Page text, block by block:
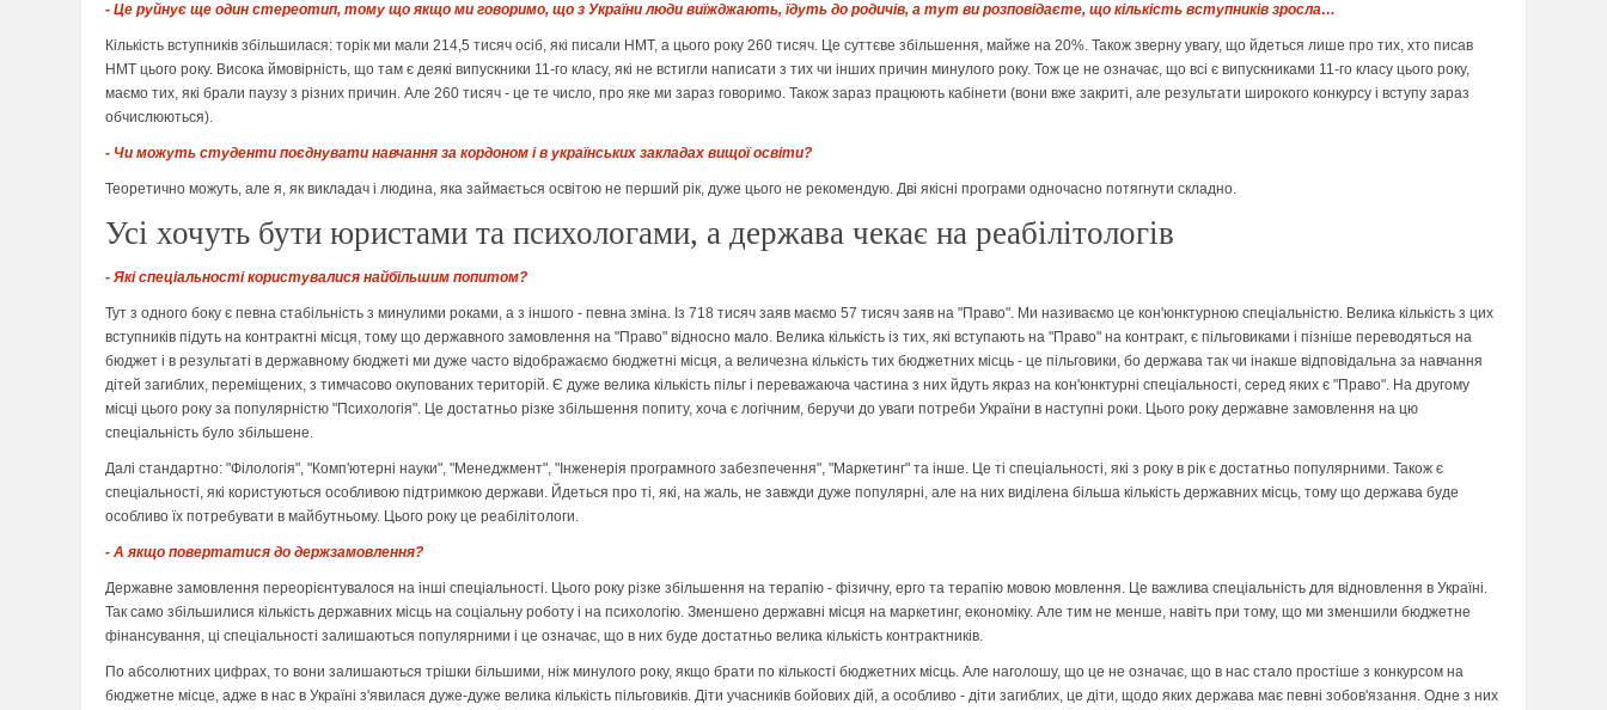
- Це руйнує ще один стереотип, тому що якщо ми говоримо, що з України люди виїжджають, їдуть до родичів, а тут ви розповідаєте, що кількість вступників зросла…
Кількість вступників збільшилася: торік ми мали 214,5 тисяч осіб, які писали НМТ, а цього року 260 тисяч. Це суттєве збільшення, майже на 20%. Також зверну увагу, що йдеться лише про тих, хто писав
НМТ цього року. Висока ймовірність, що там є деякі випускники 11-го класу, які не встигли написати з тих чи інших причин минулого року. Тож це не означає, що всі є випускниками 11-го класу цього року,
маємо тих, які брали паузу з різних причин. Але 260 тисяч - це те число, про яке ми зараз говоримо. Також зараз працюють кабінети (вони вже закриті, але результати широкого конкурсу і вступу зараз
обчислюються).
- Чи можуть студенти поєднувати навчання за кордоном і в українських закладах вищої освіти?
Теоретично можуть, але я, як викладач і людина, яка займається освітою не перший рік, дуже цього не рекомендую. Дві якісні програми одночасно потягнути складно.
Усі хочуть бути юристами та психологами, а держава чекає на реабілітологів
- Які спеціальності користувалися найбільшим попитом?
Тут з одного боку є певна стабільність з минулими роками, а з іншого - певна зміна. Із 718 тисяч заяв маємо 57 тисяч заяв на "Право". Ми називаємо це кон'юнктурною спеціальністю. Велика кількість з цих
вступників підуть на контрактні місця, тому що державного замовлення на "Право" відносно мало. Велика кількість із тих, які вступають на "Право" на контракт, є пільговиками і пізніше переводяться на
бюджет і в результаті в державному бюджеті ми дуже часто відображаємо бюджетні місця, а величезна кількість тих бюджетних місць - це пільговики, бо держава так чи інакше відповідальна за навчання
дітей загиблих, переміщених, з тимчасово окупованих територій. Є дуже велика кількість пільг і переважаюча частина з них йдуть якраз на кон'юнктурні спеціальності, серед яких є "Право". На другому
місці цього року за популярністю "Психологія". Це достатньо різке збільшення попиту, хоча є логічним, беручи до уваги потреби України в наступні роки. Цього року державне замовлення на цю
спеціальність було збільшене.
Далі стандартно: "Філологія", "Комп'ютерні науки", "Менеджмент", "Інженерія програмного забезпечення", "Маркетинг" та інше. Це ті спеціальності, які з року в рік є достатньо популярними. Також є
спеціальності, які користуються особливою підтримкою держави. Йдеться про ті, які, на жаль, не завжди дуже популярні, але на них виділена більша кількість державних місць, тому що держава буде
особливо їх потребувати в майбутньому. Цього року це реабілітологи.
- А якщо повертатися до держзамовлення?
Державне замовлення переорієнтувалося на інші спеціальності. Цього року різке збільшення на терапію - фізичну, ерго та терапію мовою мовлення. Це важлива спеціальність для відновлення в Україні.
Так само збільшилися кількість державних місць на соціальну роботу і на психологію. Зменшено державні місця на маркетинг, економіку. Але тим не менше, навіть при тому, що ми зменшили бюджетне
фінансування, ці спеціальності залишаються популярними і це означає, що в них буде достатньо велика кількість контрактників.
По абсолютних цифрах, то вони залишаються трішки більшими, ніж минулого року, якщо брати по кількості бюджетних місць. Але наголошу, що це не означає, що в нас стало простіше з конкурсом на
бюджетне місце, адже в нас в Україні з'явилася дуже-дуже велика кількість пільговиків. Діти учасників бойових дій, а особливо - діти загиблих, це діти, щодо яких держава має певні зобов'язання. Одне з них